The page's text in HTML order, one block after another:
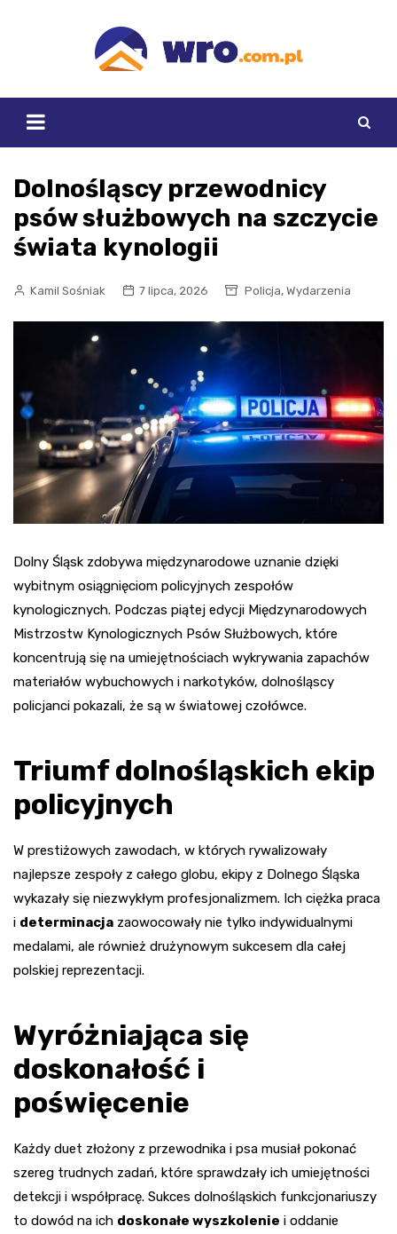
Dolnośląscy przewodnicy
psów służbowych na szczycie
świata kynologii
Kamil Sośniak 7 lipca, 2026 Policja, Wydarzenia
Dolny Śląsk zdobywa międzynarodowe uznanie dzięki
wybitnym osiągnięciom policyjnych zespołów
kynologicznych. Podczas piątej edycji Międzynarodowych
Mistrzostw Kynologicznych Psów Służbowych, które
koncentrują się na umiejętnościach wykrywania zapachów
materiałów wybuchowych i narkotyków, dolnośląscy
policjanci pokazali, że są w światowej czołówce.
Triumf dolnośląskich ekip
policyjnych
W prestiżowych zawodach, w których rywalizowały
najlepsze zespoły z całego globu, ekipy z Dolnego Śląska
wykazały się niezwykłym profesjonalizmem. Ich ciężka praca
i determinacja zaowocowały nie tylko indywidualnymi
medalami, ale również drużynowym sukcesem dla całej
polskiej reprezentacji.
Wyróżniająca się
doskonałość i
poświęcenie
Każdy duet złożony z przewodnika i psa musiał pokonać
szereg trudnych zadań, które sprawdzały ich umiejętności
detekcji i współpracę. Sukces dolnośląskich funkcjonariuszy
to dowód na ich doskonałe wyszkolenie i oddanie